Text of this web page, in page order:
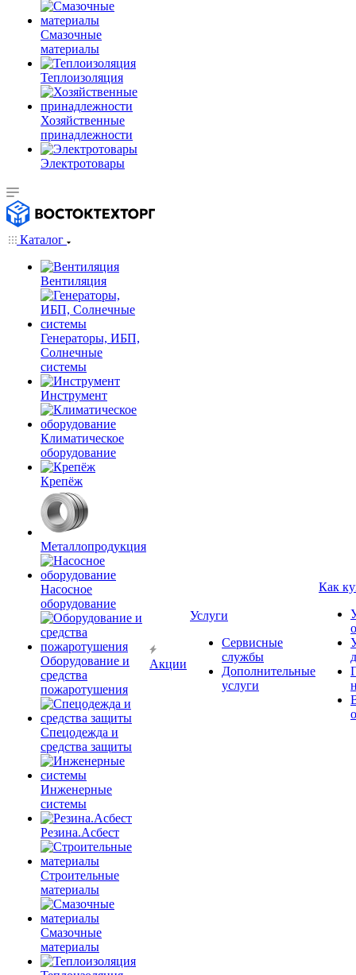
Смазочные
материалы
Теплоизоляция
Хозяйственные
принадлежности
Электротовары
Каталог
Вентиляция
Генераторы, ИБП,
Солнечные
системы
Инструмент
Климатическое
оборудование
Крепёж
Металлопродукция
Насосное
оборудование
Оборудование и
средства
пожаротушения
Спецодежда и
средства защиты
Инженерные
системы
Резина.Асбест
Строительные
материалы
Смазочные
материалы
Акции
Услуги
Сервисные
службы
Дополнительные
услуги
Как